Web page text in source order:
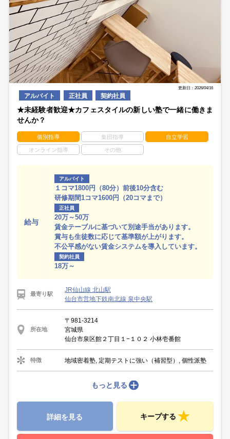
更新日：2026/04/16
アルバイト 正社員 契約社員
★未経験者歓迎★カフェスタイルの新しい塾で一緒に働きま
せんか？
個別指導 集団指導 自立学習
オンライン指導 その他
給与
アルバイト
１コマ1800円（80分）前後10分含む
研修期間1コマ1600円（20コマまで）
正社員
20万～50万
賃金テーブルに基づいて別途手当があります。
賞与も生徒数に応じて基準額が上がります。
不公平感がない賃金システムを導入しています。
契約社員
18万～
最寄り駅
JR仙山線 北山駅
仙台市営地下鉄南北線 泉中央駅
所在地
〒981-3214
宮城県
仙台市泉区館２丁目１−１０２ 小林壱番館
特徴 地域密着塾, 定期テストに強い（補習型）, 個性派塾
もっと見る
詳細を見る キープする